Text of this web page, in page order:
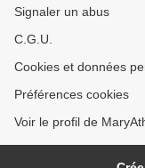
Signaler un abus
C.G.U.
Cookies et données
Préférences cookies
Voir le profil de